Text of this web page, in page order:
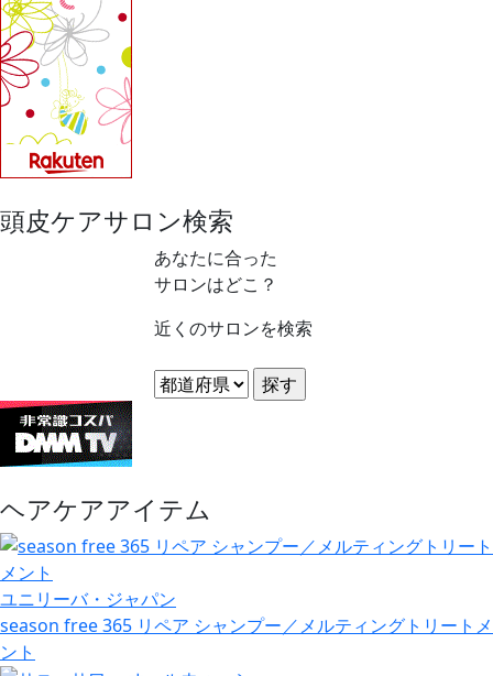
頭皮ケアサロン検索
あなたに合った
サロンはどこ？
近くのサロンを検索
ヘアケアアイテム
ユニリーバ・ジャパン
season free 365 リペア シャンプー／メルティングトリートメ
ント